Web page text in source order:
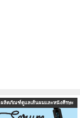
ผลิตภัณฑ์ดูแลเส้นผมและหนังศีรษะ